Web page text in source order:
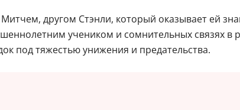
другом Стэнли, который оказывает ей
учеником и сомнительных связях в
под тяжестью унижения и предательства.